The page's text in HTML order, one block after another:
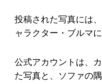
投稿された写真には
ャラクター・ブルマ
公式アカウントは、
た写真と、ソファの